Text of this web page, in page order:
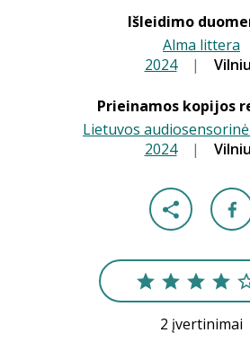
Išleidimo
Alma littera
2024 |
Prieinamos kopijos
Lietuvos
2024 |
2 įvertinimai